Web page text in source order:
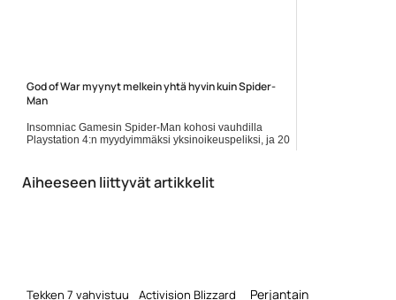
God of War myynyt melkein yhtä hyvin kuin Spider-
Man
Insomniac Gamesin Spider-Man kohosi vauhdilla
Playstation 4:n myydyimmäksi yksinoikeuspeliksi, ja 20
https://www.gamereactor.fi/uutiset/894753/God+of+War+myynyt+me...
Aiheeseen liittyvät artikkelit
Tekken 7 vahvistuu
Activision Blizzard
Perjantain